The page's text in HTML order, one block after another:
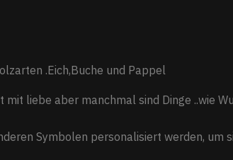
.Eich,Buche und Pappel
mit liebe aber manchmal sind Dinge ..wie
Symbolen personalisiert werden, um